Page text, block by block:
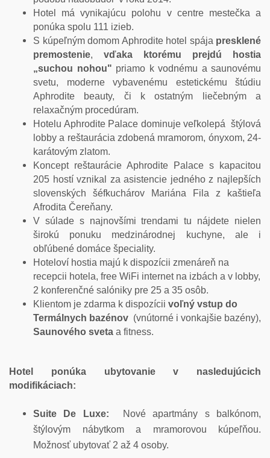
Hotel má vynikajúcu polohu v centre mestečka a
ponúka spolu 111 izieb.
S kúpeľným domom Aphrodite hotel spája presklené
premostenie, vďaka ktorému prejdú hostia
„suchou nohou" priamo k vodnému a saunovému
svetu, moderne vybavenému estetickému štúdiu
Aphrodite beauty, či k ostatným liečebným a
relaxačným procedúram.
Hotelu Aphrodite Palace dominuje veľkolepá štýlová
lobby a reštaurácia zdobená mramorom, ónyxom, 24-
karátovým zlatom.
Koncept reštaurácie Aphrodite Palace s kapacitou
205 hostí vznikal za asistencie jedného z najlepších
slovenských šéfkuchárov Mariána Fila z kaštieľa
Afrodita Čereňany.
V súlade s najnovšími trendami tu nájdete nielen
širokú ponuku medzinárodnej kuchyne, ale i
obľúbené domáce špeciality.
Hoteloví hostia majú k dispozícii zmenáreň na
recepcii hotela, free WiFi internet na izbách a v lobby,
2 konferenčné salóniky pre 25 a 35 osôb.
Klientom je zdarma k dispozícii voľný vstup do
Termálnych bazénov (vnútorné i vonkajšie bazény),
Saunového sveta a fitness.
Hotel ponúka ubytovanie v nasledujúcich
modifikáciach:
Suite De Luxe:
Nové apartmány s balkónom,
štýlovým nábytkom a mramorovou kúpeľňou.
Možnosť ubytovať 2 až 4 osoby.